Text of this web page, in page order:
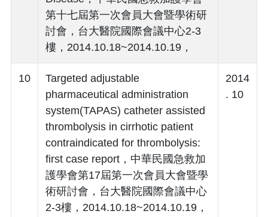
第十七屆第一次會員大會暨學術研
討會，台大醫院國際會議中心2-3
樓，2014.10.18~2014.10.19，
10
Targeted adjustable
pharmaceutical administration
system(TAPAS) catheter assisted
thrombolysis in cirrhotic patient
contraindicated for thrombolysis:
first case report，中華民國急救加
護學會第17屆第一次會員大會暨學
術研討會，台大醫院國際會議中心
2-3樓，2014.10.18~2014.10.19，
2014
. 10